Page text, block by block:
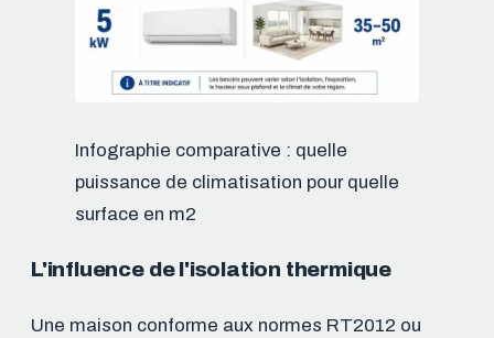
Infographie comparative : quelle
puissance de climatisation pour quelle
surface en m2
L'influence de l'isolation thermique
Une maison conforme aux normes RT2012 ou